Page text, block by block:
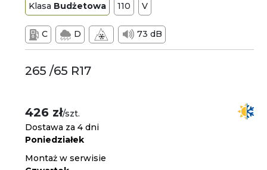
Klasa Budżetowa 110 V
C D 73 dB
265 /65 R17
426 zł/szt.
Dostawa za 4 dni
Poniedziałek
Montaż w serwisie